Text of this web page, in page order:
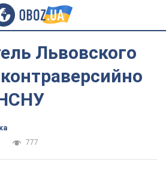
Львовского
777